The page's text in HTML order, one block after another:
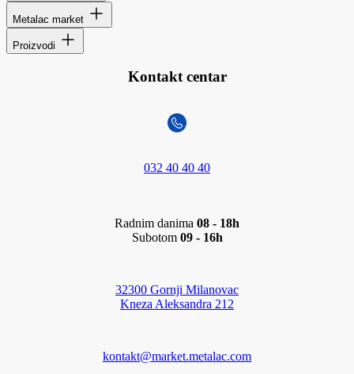
Metalac market
Proizvodi
Kontakt centar
032 40 40 40
Radnim danima 08 - 18h
Subotom 09 - 16h
32300 Gornji Milanovac
Kneza Aleksandra 212
kontakt@market.metalac.com